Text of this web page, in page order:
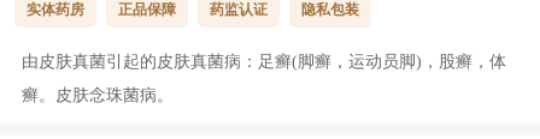
实体药房 正品保障 药监认证 隐私包装
由皮肤真菌引起的皮肤真菌病：足癣(脚癣，运动员脚)，股癣，体
癣。皮肤念珠菌病。